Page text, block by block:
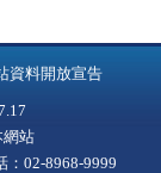
資料開放宣告
網站
02-8968-9999